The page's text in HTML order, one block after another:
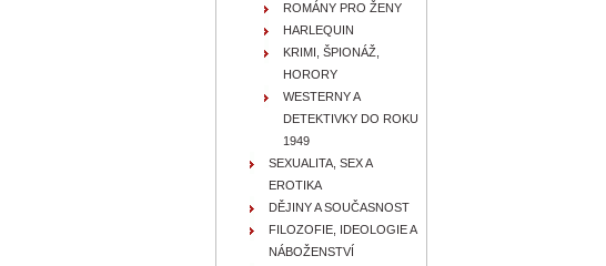
ROMÁNY PRO ŽENY
HARLEQUIN
KRIMI, ŠPIONÁŽ,
HORORY
WESTERNY A
DETEKTIVKY DO ROKU
1949
SEXUALITA, SEX A
EROTIKA
DĚJINY A SOUČASNOST
FILOZOFIE, IDEOLOGIE A
NÁBOŽENSTVÍ